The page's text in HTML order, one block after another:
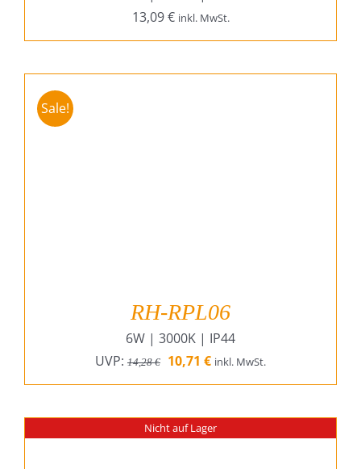
13,09€ inkl. MwSt.
Sale!
RH-RPL06
6W | 3000K | IP44
UVP: 14,28€
Ursprünglicher
Preis
14,28 €
10,71 €Aktueller
Preis
10,71 €.
inkl. MwSt.
Nicht auf Lager